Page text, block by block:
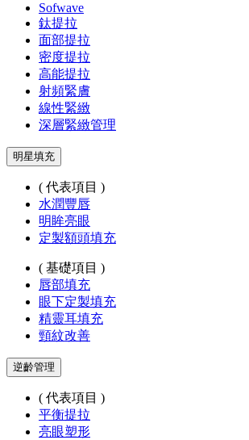
Sofwave
鈦提拉
面部提拉
密度提拉
高能提拉
射頻緊膚
線性緊緻
深層緊緻管理
明星填充
( 代表項目 )
水潤豐唇
明眸亮眼
定製額頭填充
( 基礎項目 )
唇部填充
眼下定製填充
精靈耳填充
頸紋改善
逆齡管理
( 代表項目 )
平衡提拉
亮眼塑形